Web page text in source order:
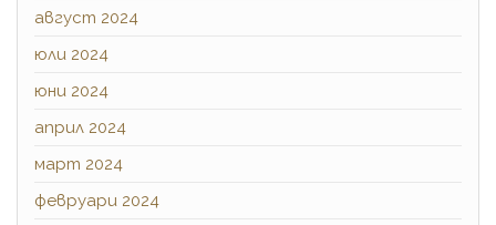
август 2024
юли 2024
юни 2024
април 2024
март 2024
февруари 2024